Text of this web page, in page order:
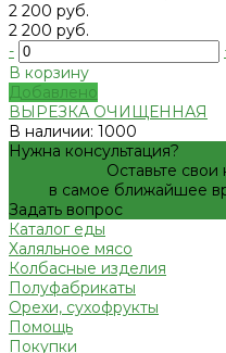
2 200 руб.
2 200 руб.
-
В корзину
Добавлено
ВЫРЕЗКА ОЧИЩЕННАЯ
В наличии: 1000
Нужна консультация?
Оставьте
в самое ближайшее
Задать вопрос
Каталог еды
Халяльное мясо
Колбасные изделия
Полуфабрикаты
Орехи, сухофрукты
Помощь
Покупки